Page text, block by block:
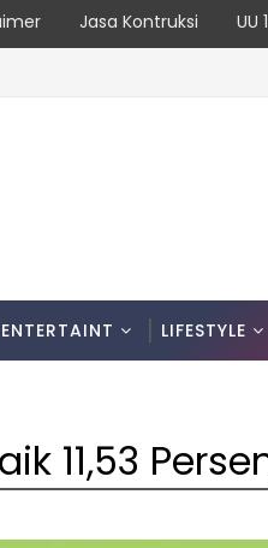
Jasa Kontruksi UU
ENTERTAINT LIFESTYLE
11,53